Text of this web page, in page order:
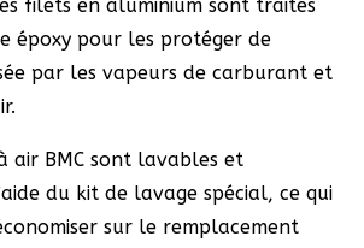
filets en aluminium sont traités
époxy pour les protéger de
par les vapeurs de carburant et
air BMC sont lavables et
du kit de lavage spécial, ce qui
sur le remplacement